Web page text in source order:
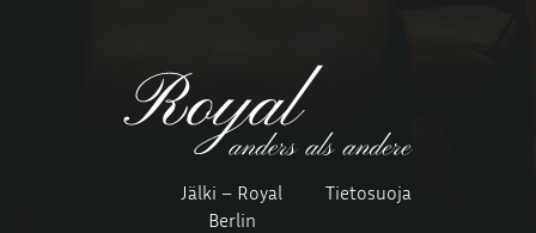
Jälki – Royal
Berlin
Tietosuoja